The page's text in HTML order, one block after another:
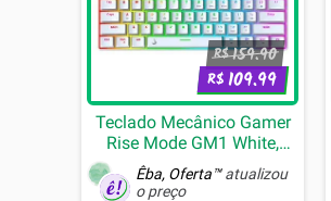
R$159.90
R$109.99
Teclado Mecânico Gamer
Rise Mode GM1 White,
RGB, Switch Outemu Blue -
RM-TCM-GM1-WBLUE
Êba, Oferta™atualizou
o preço